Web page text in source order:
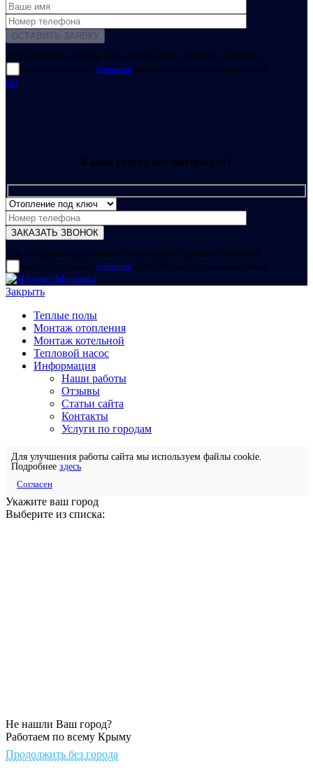
Для отправки формы вам необходимо принять условия:
прочитал и согласен с условиями обработки своих персональных данных
GO
Какая услуга вас интересует?
Для отправки формы вам необходимо принять условия:
прочитал и согласен с условиями обработки своих персональных данных
Закрыть
Теплые полы
Монтаж отопления
Монтаж котельной
Тепловой насос
Информация
Наши работы
Отзывы
Статьи сайта
Контакты
Услуги по городам
Для улучшения работы сайта мы используем файлы cookie.
Подробнее здесь
Согласен
Укажите ваш город
Выберите из списка:
Не нашли Ваш город?
Работаем по всему Крыму
Продолжить без города